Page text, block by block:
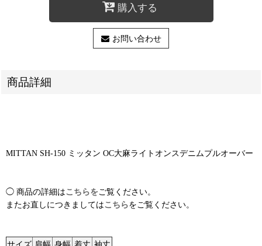
購入する
お問い合わせ
商品詳細
MITTAN SH-150 ミッタン OC大麻ライトオンスデニムプルオーバー
◯ 商品の詳細はこちらをご覧ください。
またお直しにつきましてはこちらをご覧ください。
サイズ 肩幅 身幅 着丈 袖丈